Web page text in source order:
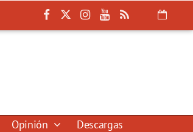
Opinión Descargas